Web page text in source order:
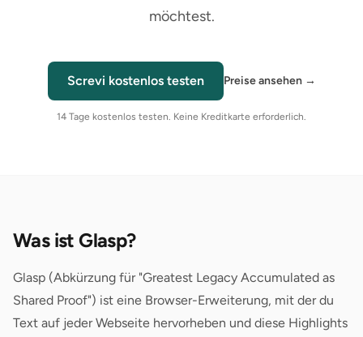
möchtest.
Screvi kostenlos testen Preise ansehen →
14 Tage kostenlos testen. Keine Kreditkarte erforderlich.
Was ist Glasp?
Glasp (Abkürzung für "Greatest Legacy Accumulated as
Shared Proof") ist eine Browser-Erweiterung, mit der du
Text auf jeder Webseite hervorheben und diese Highlights